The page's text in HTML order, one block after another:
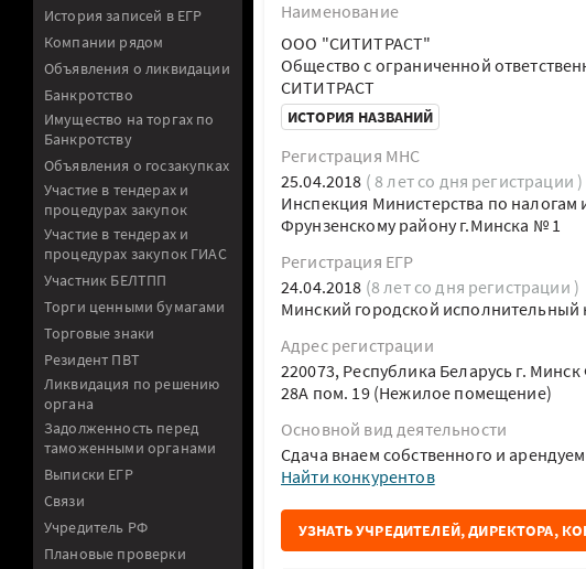
История записей в ЕГР
Компании рядом
Объявления о ликвидации
Банкротство
Имущество на торгах по
Банкротству
Объявления о госзакупках
Участие в тендерах и
процедурах закупок
Участие в тендерах и
процедурах закупок ГИАС
Участник БЕЛТПП
Торги ценными бумагами
Торговые знаки
Резидент ПВТ
Ликвидация по решению
органа
Задолженность перед
таможенными органами
Выписки ЕГР
Связи
Учредитель РФ
Плановые проверки
Наименование
ООО "СИТИТРАСТ"
Общество с ограниченной
СИТИТРАСТ
ИСТОРИЯ НАЗВАНИЙ
Регистрация МНС
25.04.2018 ( 8 лет со дня регистрации )
Инспекция Министерства по налогам
Фрунзенскому району г.Минска № 1
Регистрация ЕГР
24.04.2018 (8 лет со дня регистрации )
Минский городской исполнительный
Адрес регистрации
220073, Республика Беларусь г.
28А пом. 19 (Нежилое помещение)
Основной вид деятельности
Сдача внаем собственного и
Найти конкурентов
УЗНАТЬ УЧРЕДИТЕЛЕЙ, ДИРЕКТОРА,